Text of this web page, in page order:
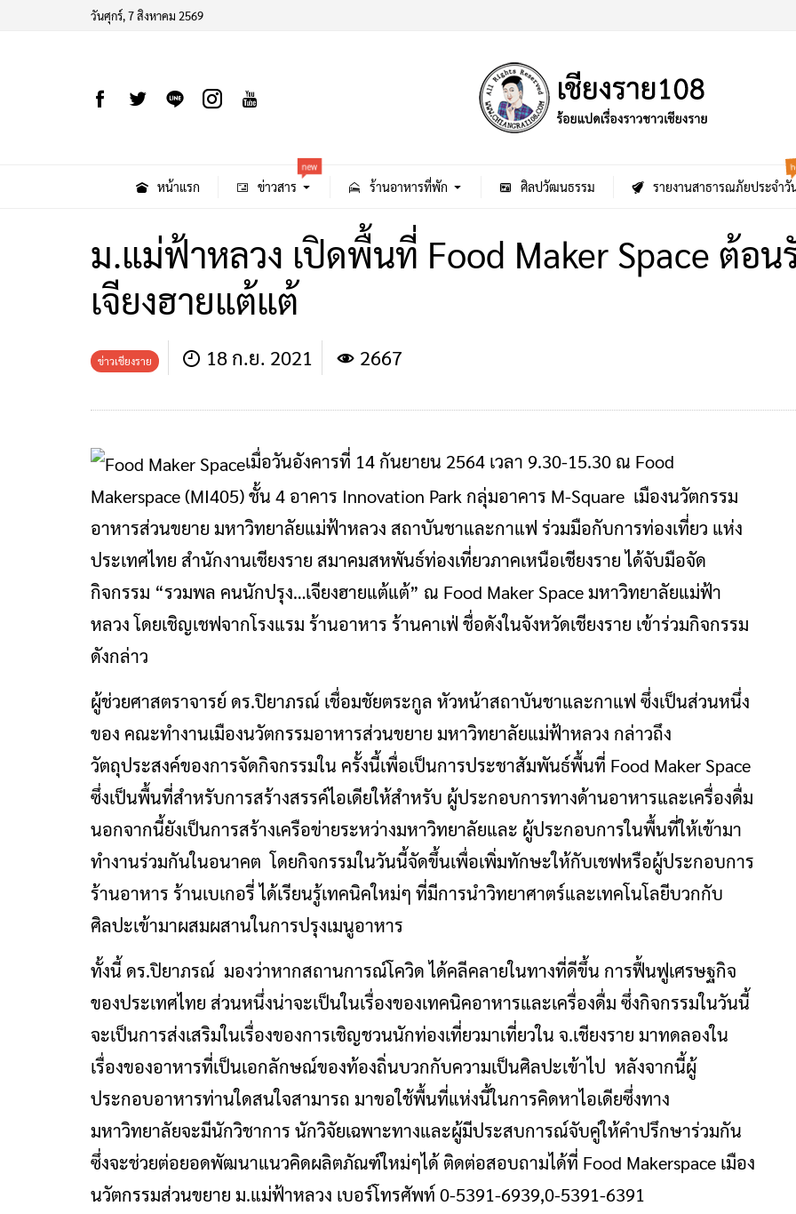
วันศุกร์, 7 สิงหาคม 2569
หน้าแรก ข่าวสาร
new
ร้านอาหารที่พัก ศิลปวัฒนธรรม รายงานสาธารณภัยประจำวั
ม.แม่ฟ้าหลวง เปิดพื้นที่ Food Maker Space ต้อ
เจียงฮายแต้แต้
ข่าวเชียงราย 18 ก.ย. 2021 2667
เมื่อวันอังคารที่ 14 กันยายน 2564 เวลา 9.30-15.30 ณ Food
Makerspace (MI405) ชั้น 4 อาคาร Innovation Park กลุ่มอาคาร M-Square เมืองนวัตกรรม
อาหารส่วนขยาย มหาวิทยาลัยแม่ฟ้าหลวง สถาบันชาและกาแฟ ร่วมมือกับการท่องเที่ยว แห่ง
ประเทศไทย สำนักงานเชียงราย สมาคมสหพันธ์ท่องเที่ยวภาคเหนือเชียงราย ได้จับมือจัด
กิจกรรม “รวมพล คนนักปรุง…เจียงฮายแต้แต้” ณ Food Maker Space มหาวิทยาลัยแม่ฟ้า
หลวง โดยเชิญเชฟจากโรงแรม ร้านอาหาร ร้านคาเฟ่ ชื่อดังในจังหวัดเชียงราย เข้าร่วมกิจกรรม
ดังกล่าว
ผู้ช่วยศาสตราจารย์ ดร.ปิยาภรณ์ เชื่อมชัยตระกูล หัวหน้าสถาบันชาและกาแฟ ซึ่งเป็นส่วนหนึ่ง
ของ คณะทำงานเมืองนวัตกรรมอาหารส่วนขยาย มหาวิทยาลัยแม่ฟ้าหลวง กล่าวถึง
วัตถุประสงค์ของการจัดกิจกรรมใน ครั้งนี้เพื่อเป็นการประชาสัมพันธ์พื้นที่ Food Maker Space
ซึ่งเป็นพื้นที่สำหรับการสร้างสรรค์ไอเดียให้สำหรับ ผู้ประกอบการทางด้านอาหารและเครื่องดื่ม
นอกจากนี้ยังเป็นการสร้างเครือข่ายระหว่างมหาวิทยาลัยและ ผู้ประกอบการในพื้นที่ให้เข้ามา
ทำงานร่วมกันในอนาคต โดยกิจกรรมในวันนี้จัดขึ้นเพื่อเพิ่มทักษะให้กับเชฟหรือผู้ประกอบการ
ร้านอาหาร ร้านเบเกอรี่ ได้เรียนรู้เทคนิคใหม่ๆ ที่มีการนำวิทยาศาตร์และเทคโนโลยีบวกกับ
ศิลปะเข้ามาผสมผสานในการปรุงเมนูอาหาร
ทั้งนี้ ดร.ปิยาภรณ์ มองว่าหากสถานการณ์โควิด ได้คลีคลายในทางที่ดีขึ้น การฟื้นฟูเศรษฐกิจ
ของประเทศไทย ส่วนหนึ่งน่าจะเป็นในเรื่องของเทคนิคอาหารและเครื่องดื่ม ซึ่งกิจกรรมในวันนี้
จะเป็นการส่งเสริมในเรื่องของการเชิญชวนนักท่องเที่ยวมาเที่ยวใน จ.เชียงราย มาทดลองใน
เรื่องของอาหารที่เป็นเอกลักษณ์ของท้องถิ่นบวกกับความเป็นศิลปะเข้าไป หลังจากนี้ผู้
ประกอบอาหารท่านใดสนใจสามารถ มาขอใช้พื้นที่แห่งนี้ในการคิดหาไอเดียซึ่งทาง
มหาวิทยาลัยจะมีนักวิชาการ นักวิจัยเฉพาะทางและผู้มีประสบการณ์จับคู่ให้คำปรึกษาร่วมกัน
ซึ่งจะช่วยต่อยอดพัฒนาแนวคิดผลิตภัณฑ์ใหม่ๆได้ ติดต่อสอบถามได้ที่ Food Makerspace เมือง
นวัตกรรมส่วนขยาย ม.แม่ฟ้าหลวง เบอร์โทรศัพท์ 0-5391-6939,0-5391-6391